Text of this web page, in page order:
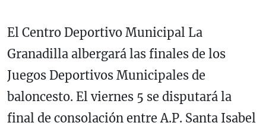
El Centro Deportivo Municipal La
Granadilla albergará las finales de los
Juegos Deportivos Municipales de
baloncesto. El viernes 5 se disputará la
final de consolación entre A.P. Santa Isabel